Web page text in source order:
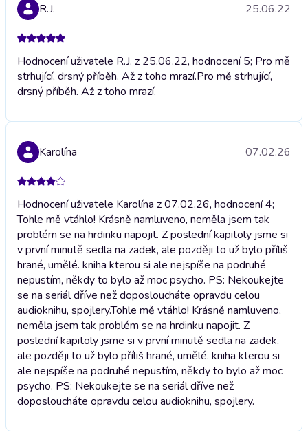
R.J. 25.06.22
Hodnocení uživatele R.J. z 25.06.22, hodnocení 5; Pro mě
strhující, drsný příběh. Až z toho mrazí.Pro mě strhující,
drsný příběh. Až z toho mrazí.
Karolína 07.02.26
Hodnocení uživatele Karolína z 07.02.26, hodnocení 4;
Tohle mě vtáhlo! Krásně namluveno, neměla jsem tak
problém se na hrdinku napojit. Z poslední kapitoly jsme si
v první minutě sedla na zadek, ale později to už bylo příliš
hrané, umělé. kniha kterou si ale nejspíše na podruhé
nepustím, někdy to bylo až moc psycho. PS: Nekoukejte
se na seriál dříve než doposloucháte opravdu celou
audioknihu, spojlery.Tohle mě vtáhlo! Krásně namluveno,
neměla jsem tak problém se na hrdinku napojit. Z
poslední kapitoly jsme si v první minutě sedla na zadek,
ale později to už bylo příliš hrané, umělé. kniha kterou si
ale nejspíše na podruhé nepustím, někdy to bylo až moc
psycho. PS: Nekoukejte se na seriál dříve než
doposloucháte opravdu celou audioknihu, spojlery.